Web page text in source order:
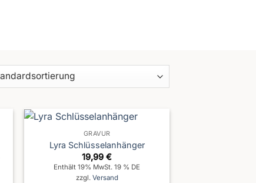
GRAVUR
Lyra Schlüsselanhänger
19,99€
Enthält 19% MwSt. 19 % DE
zzgl. Versand